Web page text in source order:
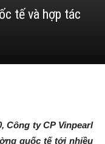
tế và hợp tác
Công ty CP Vinpearl
quốc tế tới nhiều